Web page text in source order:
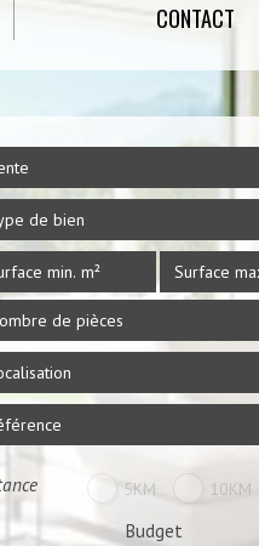
CONTACT
de bien
de pièces
5KM 10KM
Budget